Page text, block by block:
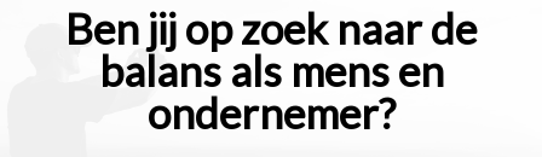
Ben jij op zoek naar de
balans als mens en
ondernemer?